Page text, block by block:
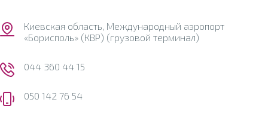
Киевская область, Международный аэропорт
«Борисполь» (КВР) (грузовой терминал)
044 360 44 15
050 142 76 54